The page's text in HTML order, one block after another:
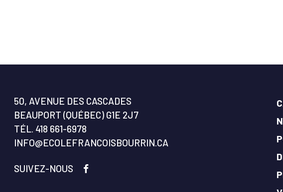
50, AVENUE DES CASCADES
BEAUPORT (QUÉBEC) G1E 2J7
TÉL. 418 661-6978
INFO@ECOLEFRANCOISBOURRIN.CA
SUIVEZ-NOUS